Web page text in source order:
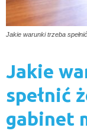
Jakie warunki trzeba
Jakie
spełnić
gabinet